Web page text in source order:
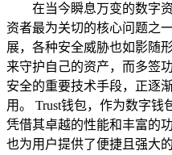
在当今瞬息万变的数字
资者最为关切的核心问题之
展，各种安全威胁也如影随
来守护自己的资产，而多签
安全的重要技术手段，正逐
用。 Trust钱包，作为数字钱
凭借其卓越的性能和丰富的
也为用户提供了便捷且强大